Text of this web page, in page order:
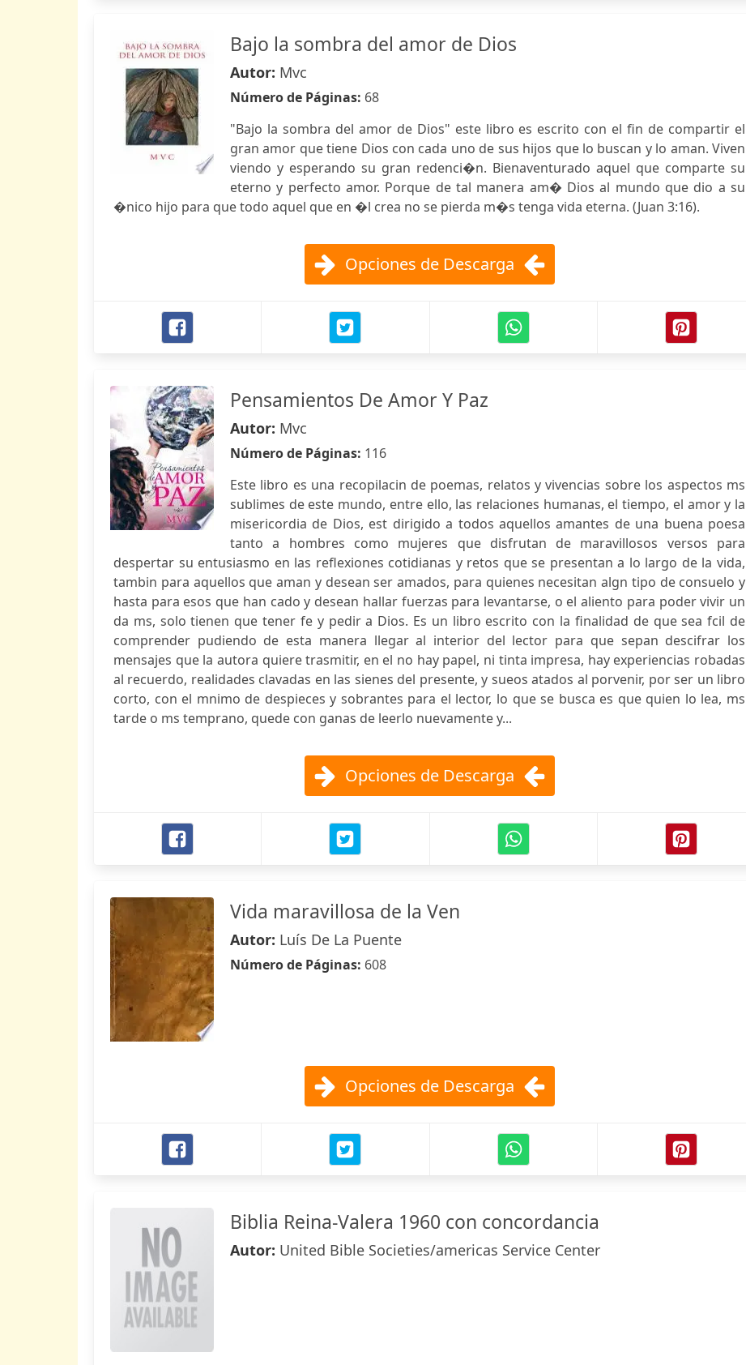
Bajo la sombra del amor de Dios
Autor: Mvc
Número de Páginas: 68
"Bajo la sombra del amor de Dios" este libro es escrito con el fin de compartir el
gran amor que tiene Dios con cada uno de sus hijos que lo buscan y lo aman. Viven
viendo y esperando su gran redenci�n. Bienaventurado aquel que comparte su
eterno y perfecto amor. Porque de tal manera am� Dios al mundo que dio a su
�nico hijo para que todo aquel que en �l crea no se pierda m�s tenga vida eterna. (Juan 3:16).
Opciones de Descarga
Pensamientos De Amor Y Paz
Autor: Mvc
Número de Páginas: 116
Este libro es una recopilacin de poemas, relatos y vivencias sobre los aspectos ms
sublimes de este mundo, entre ello, las relaciones humanas, el tiempo, el amor y la
misericordia de Dios, est dirigido a todos aquellos amantes de una buena poesa
tanto a hombres como mujeres que disfrutan de maravillosos versos para
despertar su entusiasmo en las reflexiones cotidianas y retos que se presentan a lo largo de la vida,
tambin para aquellos que aman y desean ser amados, para quienes necesitan algn tipo de consuelo y
hasta para esos que han cado y desean hallar fuerzas para levantarse, o el aliento para poder vivir un
da ms, solo tienen que tener fe y pedir a Dios. Es un libro escrito con la finalidad de que sea fcil de
comprender pudiendo de esta manera llegar al interior del lector para que sepan descifrar los
mensajes que la autora quiere trasmitir, en el no hay papel, ni tinta impresa, hay experiencias robadas
al recuerdo, realidades clavadas en las sienes del presente, y sueos atados al porvenir, por ser un libro
corto, con el mnimo de despieces y sobrantes para el lector, lo que se busca es que quien lo lea, ms
tarde o ms temprano, quede con ganas de leerlo nuevamente y...
Opciones de Descarga
Vida maravillosa de la Ven
Autor: Luís De La Puente
Número de Páginas: 608
Opciones de Descarga
Biblia Reina-Valera 1960 con concordancia
Autor: United Bible Societies/americas Service Center